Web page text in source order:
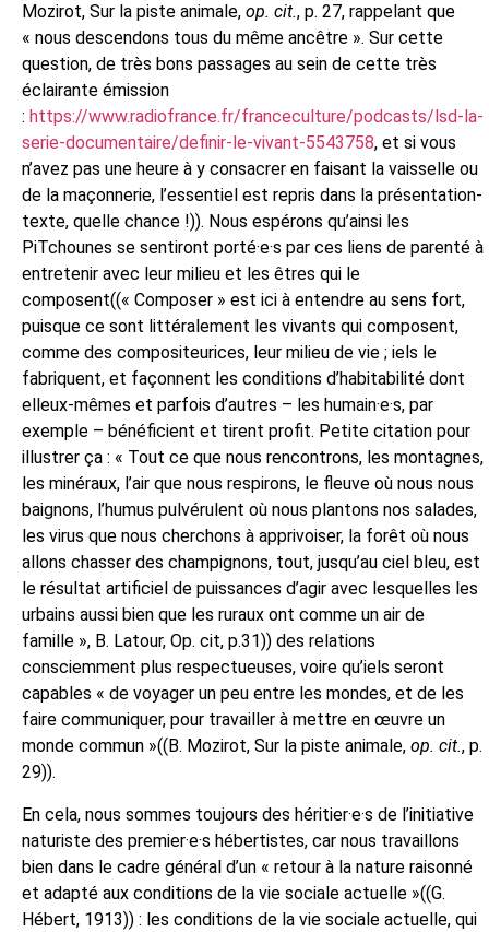
Mozirot, Sur la piste animale, op. cit., p. 27, rappelant que
« nous descendons tous du même ancêtre ». Sur cette
question, de très bons passages au sein de cette très
éclairante émission
: https://www.radiofrance.fr/franceculture/podcasts/lsd-la-
serie-documentaire/definir-le-vivant-5543758, et si vous
n’avez pas une heure à y consacrer en faisant la vaisselle ou
de la maçonnerie, l’essentiel est repris dans la présentation-
texte, quelle chance !)). Nous espérons qu’ainsi les
PiTchounes se sentiront porté·e·s par ces liens de parenté à
entretenir avec leur milieu et les êtres qui le
composent((« Composer » est ici à entendre au sens fort,
puisque ce sont littéralement les vivants qui composent,
comme des compositeurices, leur milieu de vie ; iels le
fabriquent, et façonnent les conditions d’habitabilité dont
elleux-mêmes et parfois d’autres – les humain·e·s, par
exemple – bénéficient et tirent profit. Petite citation pour
illustrer ça : « Tout ce que nous rencontrons, les montagnes,
les minéraux, l’air que nous respirons, le fleuve où nous nous
baignons, l’humus pulvérulent où nous plantons nos salades,
les virus que nous cherchons à apprivoiser, la forêt où nous
allons chasser des champignons, tout, jusqu’au ciel bleu, est
le résultat artificiel de puissances d’agir avec lesquelles les
urbains aussi bien que les ruraux ont comme un air de
famille », B. Latour, Op. cit, p.31)) des relations
consciemment plus respectueuses, voire qu’iels seront
capables « de voyager un peu entre les mondes, et de les
faire communiquer, pour travailler à mettre en œuvre un
monde commun »((B. Mozirot, Sur la piste animale, op. cit., p.
29)).
En cela, nous sommes toujours des héritier·e·s de l’initiative
naturiste des premier·e·s hébertistes, car nous travaillons
bien dans le cadre général d’un « retour à la nature raisonné
et adapté aux conditions de la vie sociale actuelle »((G.
Hébert, 1913)) : les conditions de la vie sociale actuelle, qui